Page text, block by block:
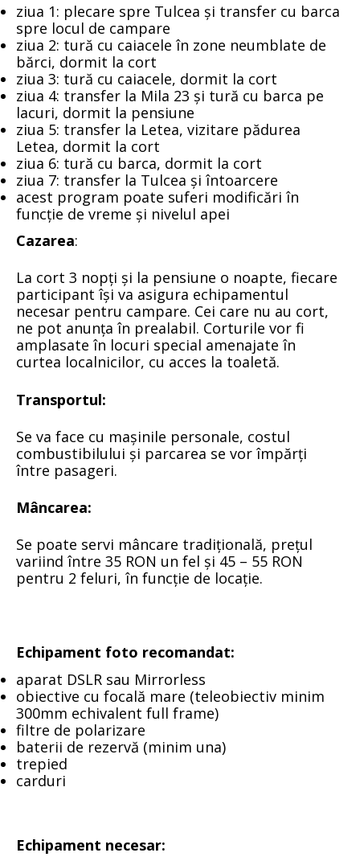
ziua 1: plecare spre Tulcea și transfer cu barca
spre locul de campare
ziua 2: tură cu caiacele în zone neumblate de
bărci, dormit la cort
ziua 3: tură cu caiacele, dormit la cort
ziua 4: transfer la Mila 23 și tură cu barca pe
lacuri, dormit la pensiune
ziua 5: transfer la Letea, vizitare pădurea
Letea, dormit la cort
ziua 6: tură cu barca, dormit la cort
ziua 7: transfer la Tulcea și întoarcere
acest program poate suferi modificări în
funcție de vreme și nivelul apei
Cazarea:
La cort 3 nopți și la pensiune o noapte, fiecare
participant își va asigura echipamentul
necesar pentru campare. Cei care nu au cort,
ne pot anunța în prealabil. Corturile vor fi
amplasate în locuri special amenajate în
curtea localnicilor, cu acces la toaletă.
Transportul:
Se va face cu mașinile personale, costul
combustibilului și parcarea se vor împărți
între pasageri.
Mâncarea:
Se poate servi mâncare tradițională, prețul
variind între 35 RON un fel și 45 – 55 RON
pentru 2 feluri, în funcție de locație.
Echipament foto recomandat:
aparat DSLR sau Mirrorless
obiective cu focală mare (teleobiectiv minim
300mm echivalent full frame)
filtre de polarizare
baterii de rezervă (minim una)
trepied
carduri
Echipament necesar: